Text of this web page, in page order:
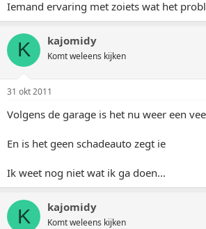
Iemand ervaring met zoiets wat het
K kajomidy
Komt weleens kijken
31 okt 2011
Volgens de garage is het nu weer een
En is het geen schadeauto zegt ie
Ik weet nog niet wat ik ga doen...
K kajomidy
Komt weleens kijken